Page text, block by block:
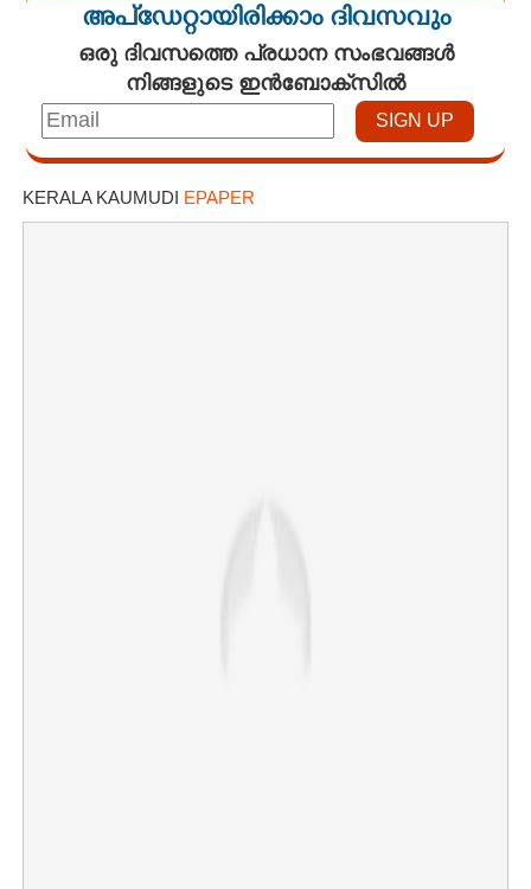
അപ്ഡേറ്റായിരിക്കാം ദിവസവും
ഒരു ദിവസത്തെ പ്രധാന സംഭവങ്ങൾ
നിങ്ങളുടെ ഇൻബോക്സിൽ
KERALA KAUMUDI EPAPER